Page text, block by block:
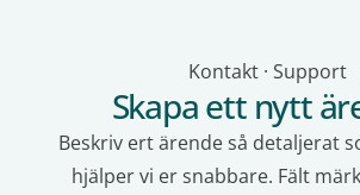
Kontakt · Support
Skapa ett nytt
Beskriv ert ärende så detaljerat
hjälper vi er snabbare. Fält